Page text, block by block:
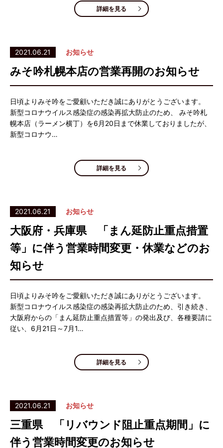
詳細を見る
2021.06.21 お知らせ
みそ吟札幌本店の営業再開のお知らせ
日頃よりみそ吟をご愛顧いただき誠にありがとうございます。
新型コロナウイルス感染症の感染再拡大防止のため、 みそ吟札
幌本店（ラーメン横丁）を6月20日まで休業しておりましたが、
新型コロナウ…
詳細を見る
2021.06.21 お知らせ
大阪府・兵庫県 「まん延防止重点措置
等」に伴う営業時間変更・休業などのお
知らせ
日頃よりみそ吟をご愛顧いただき誠にありがとうございます。
新型コロナウイルス感染症の感染再拡大防止のため、引き続き、
大阪府からの「まん延防止重点措置等」の発出及び、各種要請に
従い、6月21日～7月1…
詳細を見る
2021.06.21 お知らせ
三重県 「リバウンド阻止重点期間」に
伴う営業時間変更のお知らせ